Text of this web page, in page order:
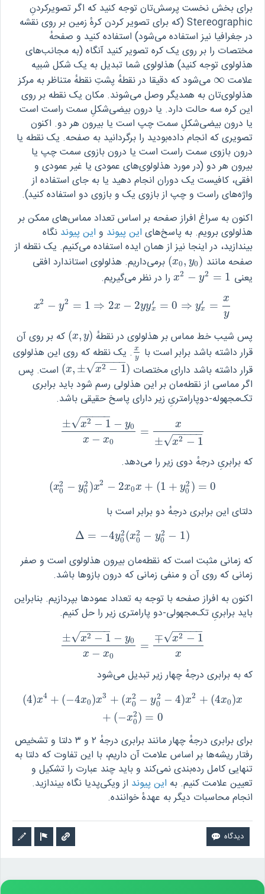
برای بخش نخست پرسش‌تان توجه کنید که اگر تصویرکردنِ
Stereographic (که برای تصویر کردن کرهٔ زمین بر روی نقشه
در جغرافیا نیز استفاده می‌شود) استفاده کنید و صفحهٔ
مختصات را بر روی یک کره تصویر کنید آنگاه (به مجانب‌های
هذلولوی توجه کنید) هذلولوی شما تبدیل به یک شکل شبیه
علامت ∞
∞ می‌شود که دقیقا در نقطهٔ پشتِ نقطهٔ متناظر به مرکز
هذلولوی‌تان به همدیگر وصل می‌شوند. مکان یک نقطه بر روی
این کره سه حالت دارد. یا درون بیضی‌شکلِ سمت راست است
یا درون بیضی‌شکلِ سمت چپ است یا بیرون هر دو. اکنون
تصویری که انجام داده‌بودید را برگردانید به صفحه. یک نقطه یا
درون بازوی سمت راست است یا درون بازوی سمت چپ یا
بیرون هر دو (در مورد هذلولوی‌های عمودی یا غیر عمودی و
افقی، کافیست یک دوران انجام دهید یا به جای استفاده از
واژه‌های راست و چپ از بازوی یک و بازوی دو استفاده کنید).
اکنون به سراغ افراز صفحه بر اساس تعداد مماس‌های ممکن بر
هذلولوی برویم. به پاسخ‌های این پیوند و این پیوند نگاه
بیندازید، در اینجا نیز از همان ایده‌ استفاده می‌کنیم. یک نقطه از
صفحه مانند
(x0, y0)
(x0,y0)
برمی‌داریم. هذلولوی استاندارد افقی
یعنی
x2 − y2 = 1
x2 −y2=1 را در نظر می‌گیریم.
x2 − y2 = 1 ⇒ 2x − 2yy′
x = 0 ⇒ y′
x =
x
y
x2−y 2=1 ⇒2x −2 yyx′= 0⇒ yx =xy
پس شیب خط مماس بر هذلولوی در نقطهٔ
(x, y)
(x,y)
که بر روی آن
قرار داشته باشد برابر است با
x
y
xy . یک نقطه که روی این هذلولوی
قرار داشته باشد دارای مختصات
(x, ± x2 − 1
− −
−−−
√ )
(x,±x2−1)
است. پس
اگر مماسی از نقطه‌مان بر این هذلولی رسم شود باید برابری
تک‌مجهوله-دوپارامتریِ زیر دارای پاسخ حقیقی باشد.
± x2 − 1
− −
−−−
√ − y0
x − x0
=
x
± x2 − 1
− −
−−−
√
±x2−1−y0x−x 0= x±x2−1
که برابریِ درجهٔ دوی زیر را می‌دهد.
(x2
0 − y2
0 )x2 − 2x0x + (1 + y2
0 ) = 0
(x 02−y0 2)x 2−2x0 x+ (1+ y02)=0
دلتای این برابری درجهٔ دو برابر است با
Δ = −4y2
0(x2
0 − y2
0 − 1)
Δ= −4y02(x02−y02 −1)
که زمانی مثبت است که نقطه‌مان بیرون هذلولوی است و صفر
زمانی که روی آن و منفی زمانی که درون بازوها باشد.
اکنون به افراز صفحه با توجه به تعداد عمودها بپردازیم. بنابراین
باید برابریِ تک‌مجهولی-دو پارامتری زیر را حل کنیم.
± x2 − 1
− −
−−−
√ − y0
x − x0
=
∓ x2 − 1
− −
−−−
√
x
±x2−1−y0x−x 0= ∓x2−1x
که به برابری درجهٔ چهار زیر تبدیل می‌شود
(4)x4 + (−4x0)x3 + (x2
0 − y2
0 − 4)x2 + (4x0)x
+ (−x2
0) = 0
(4)x4+(− 4x0)x3+(x 02−y02 −4)x2+( 4x0)x +( −x02)=0
برای برابری درجهٔ چهار مانند برابری درجهٔ ۲ و ۳ دلتا و تشخیص
رفتار ریشه‌ها بر اساس علامت آن داریم، با این تفاوت که دلتا به
تنهایی کامل رده‌بندی نمی‌کند و باید چند عبارت را تشکیل و
تعیین علامت کنیم. به این پیوند از ویکی‌پدیا نگاه بیندازید.
انجام محاسبات دیگر به عهدهٔ خواننده.